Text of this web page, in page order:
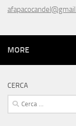
MORE
CERCA
Cerca: